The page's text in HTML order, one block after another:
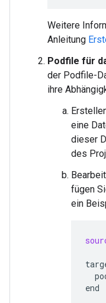
Weitere
Anleitung
Podfile für
der Podfile-
ihre
eine
dieser
des
fügen
ein